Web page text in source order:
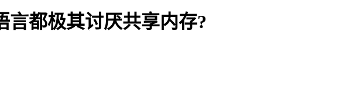
言都极其讨厌共享内存?